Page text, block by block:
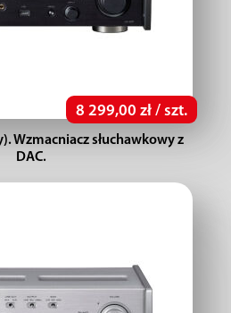
8 299,00 zł / szt.
Wzmacniacz słuchawkowy z
DAC.